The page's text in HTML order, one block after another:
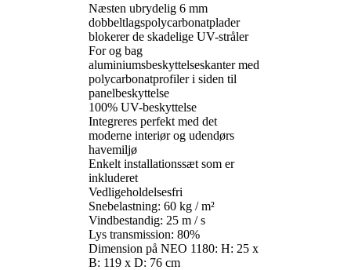
Næsten ubrydelig 6 mm
dobbeltlagspolycarbonatplader
blokerer de skadelige UV-stråler
For og bag
aluminiumsbeskyttelseskanter med
polycarbonatprofiler i siden til
panelbeskyttelse
100% UV-beskyttelse
Integreres perfekt med det
moderne interiør og udendørs
havemiljø
Enkelt installationssæt som er
inkluderet
Vedligeholdelsesfri
Snebelastning: 60 kg / m²
Vindbestandig: 25 m / s
Lys transmission: 80%
Dimension på NEO 1180: H: 25 x
B: 119 x D: 76 cm